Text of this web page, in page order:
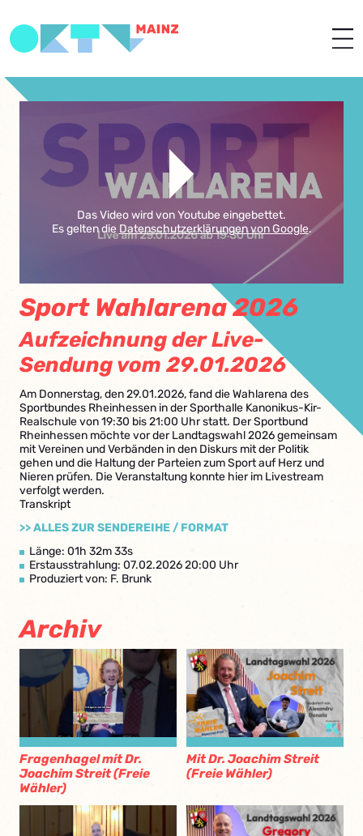
Das Video wird von Youtube eingebettet.
Es gelten die Datenschutzerklärungen von Google.
Sport Wahlarena 2026
Aufzeichnung der Live-
Sendung vom 29.01.2026
Am Donnerstag, den 29.01.2026, fand die Wahlarena des
Sportbundes Rheinhessen in der Sporthalle Kanonikus-Kir-
Realschule von 19:30 bis 21:00 Uhr statt. Der Sportbund
Rheinhessen möchte vor der Landtagswahl 2026 gemeinsam
mit Vereinen und Verbänden in den Diskurs mit der Politik
gehen und die Haltung der Parteien zum Sport auf Herz und
Nieren prüfen. Die Veranstaltung konnte hier im Livestream
verfolgt werden.
Transkript
>> ALLES ZUR SENDEREIHE / FORMAT
Länge: 01h 32m 33s
Erstausstrahlung: 07.02.2026 20:00 Uhr
Produziert von: F. Brunk
Archiv
Fragenhagel mit Dr.
Joachim Streit (Freie
Wähler)
Mit Dr. Joachim Streit
(Freie Wähler)